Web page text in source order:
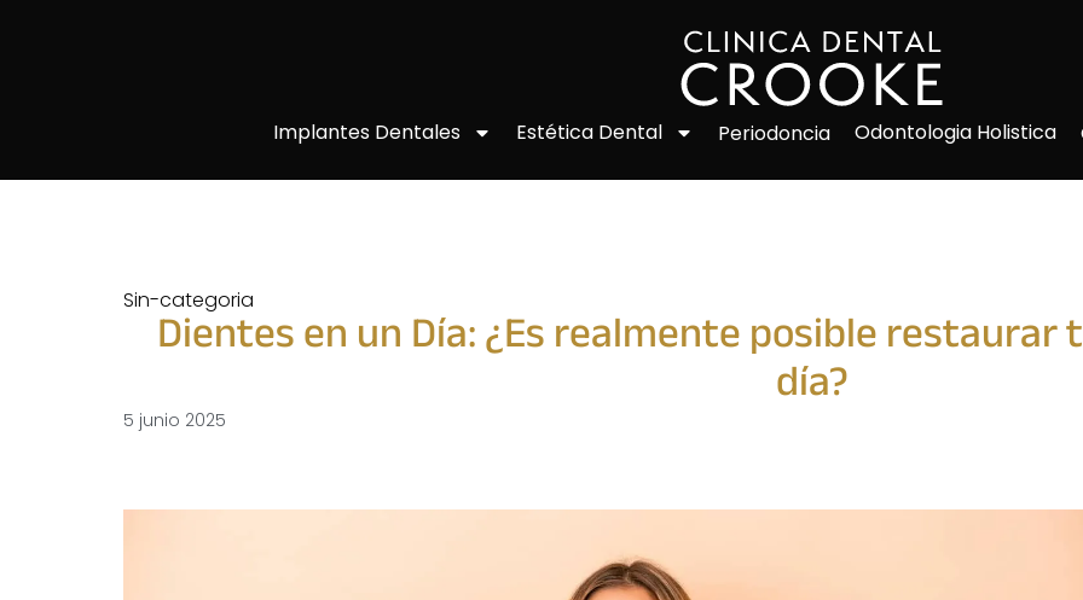
Implantes Dentales Estética Dental Periodoncia Odontologia Holistica
Sin-categoria
Dientes en un Día: ¿Es realmente posible restaurar
día?
5 junio 2025